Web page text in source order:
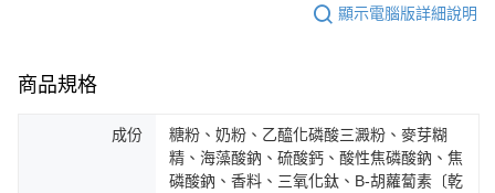
顯示電腦版詳細說明
商品規格
成份
糖粉、奶粉、乙醯化磷酸三澱粉、麥芽糊
精、海藻酸鈉、硫酸鈣、酸性焦磷酸鈉、焦
磷酸鈉、香料、三氧化鈦、B-胡蘿蔔素〔乾